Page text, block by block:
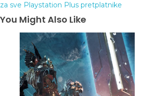
za sve Playstation Plus pretplatnike
You Might Also Like